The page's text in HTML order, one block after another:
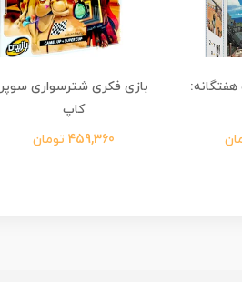
بازی فکری شترسواری سوپر
کاپ
459,360 تومان